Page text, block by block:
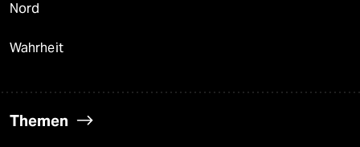
Nord
Wahrheit
Themen